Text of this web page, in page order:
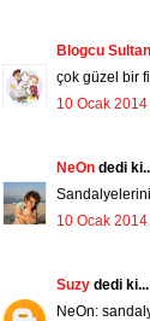
Blogcu Sultan
çok güzel bir
10 Ocak
NeOn dedi
10 Ocak
Suzy dedi ki...
NeOn: